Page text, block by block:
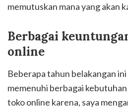
memutuskan mana yang akan
Berbagai
online
Beberapa tahun belakangan
memenuhi berbagai
toko online karena, saya